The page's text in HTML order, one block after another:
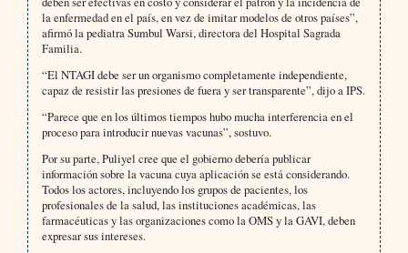
la enfermedad en el país, en vez de imitar modelos de otros países”,
afirmó la pediatra Sumbul Warsi, directora del Hospital Sagrada
Familia.
“El NTAGI debe ser un organismo completamente independiente,
capaz de resistir las presiones de fuera y ser transparente”, dijo a IPS.
“Parece que en los últimos tiempos hubo mucha interferencia en el
proceso para introducir nuevas vacunas”, sostuvo.
Por su parte, Puliyel cree que el gobierno debería publicar
información sobre la vacuna cuya aplicación se está considerando.
Todos los actores, incluyendo los grupos de pacientes, los
profesionales de la salud, las instituciones académicas, las
farmacéuticas y las organizaciones como la OMS y la GAVI, deben
expresar sus intereses.